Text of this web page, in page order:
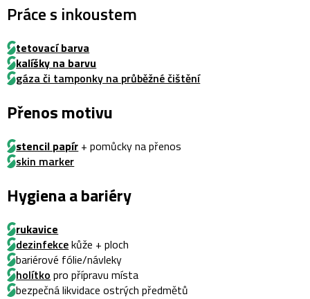
Práce s inkoustem
tetovací barva
kalíšky na barvu
gáza či tamponky na průběžné čištění
Přenos motivu
stencil papír + pomůcky na přenos
skin marker
Hygiena a bariéry
rukavice
dezinfekcekůže + ploch
bariérové fólie/návleky
holítko pro přípravu místa
bezpečná likvidace ostrých předmětů